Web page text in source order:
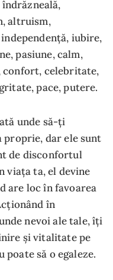
altruism,
iubire,
pasiune, calm,
confort, celebritate,
pace, putere.
unde să-ți
dar ele sunt
de disconfortul
viața ta, el devine
are loc în favoarea
în
nevoi ale tale, îți
și vitalitate pe
să o egaleze.